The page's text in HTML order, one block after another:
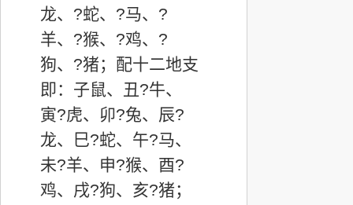
龙、 ?蛇、 ?马、 ?
羊、 ?猴、 ?鸡、 ?
狗、 ?猪；配十二地支
即：子鼠、丑 ?牛、
寅?虎、卯?兔、辰?
龙、巳?蛇、午?马、
未?羊、申?猴、酉?
鸡、戌?狗、亥?猪；